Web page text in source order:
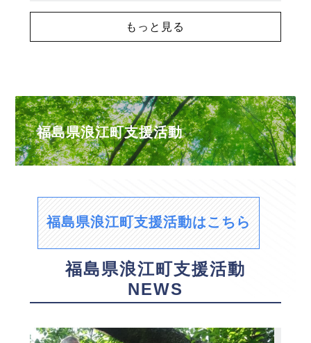
もっと見る
福島県浪江町支援活動
福島県浪江町支援活動はこちら
福島県浪江町支援活動
NEWS